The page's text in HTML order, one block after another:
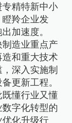
精特新中小
羚企业发
加速度。
造业重点产
和重大技术
深入实施制
更新工程。
懂行业又懂
字化转型的
化升级行